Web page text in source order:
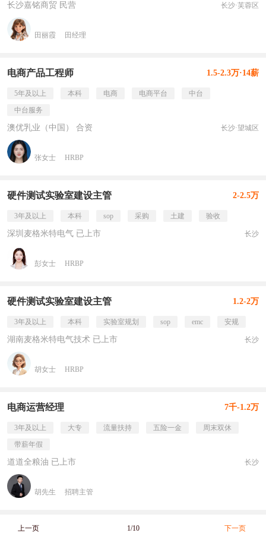
长沙嘉铭商贸 民营 长沙·芙蓉区
田丽霞 田经理
电商产品工程师 1.5-2.3万·14薪
5年及以上 本科 电商 电商平台
中台
中台服务
澳优乳业（中国） 合资 长沙·望城区
张女士 HRBP
硬件测试实验室建设主管 2-2.5万
3年及以上 本科 sop 采购 土建 验收
深圳麦格米特电气 已上市 长沙
彭女士 HRBP
硬件测试实验室建设主管 1.2-2万
3年及以上 本科 实验室规划 sop emc 安规
湖南麦格米特电气技术 已上市 长沙
胡女士 HRBP
电商运营经理 7千-1.2万
3年及以上 大专 流量扶持 五险一金
周末双休
带薪年假
道道全粮油 已上市 长沙
胡先生 招聘主管
上一页 1/10 下一页